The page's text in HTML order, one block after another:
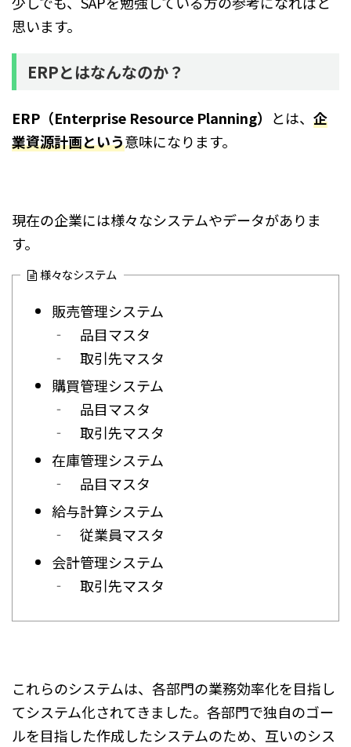
思います。
ERPとはなんなのか？
ERP（Enterprise Resource Planning） とは、 企
業資源計画という意味になります。
現在の企業には様々なシステムやデータがありま
す。
様々なシステム
販売管理システム
‐ 品目マスタ
‐ 取引先マスタ
購買管理システム
‐ 品目マスタ
‐ 取引先マスタ
在庫管理システム
‐ 品目マスタ
給与計算システム
‐ 従業員マスタ
会計管理システム
‐ 取引先マスタ
これらのシステムは、各部門の業務効率化を目指し
てシステム化されてきました。各部門で独自のゴー
ルを目指した作成したシステムのため、互いのシス